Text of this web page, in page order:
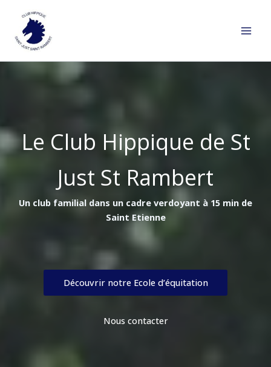
contenu
Le Club Hippique de St
Just St Rambert
Un club familial dans un cadre verdoyant à 15 min de
Saint Etienne
Découvrir notre Ecole d’équitation
Nous contacter